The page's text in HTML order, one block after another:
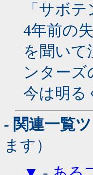
「サボ
4年前の
を聞いて
ンター
今は明る
- 関連一覧
ます）